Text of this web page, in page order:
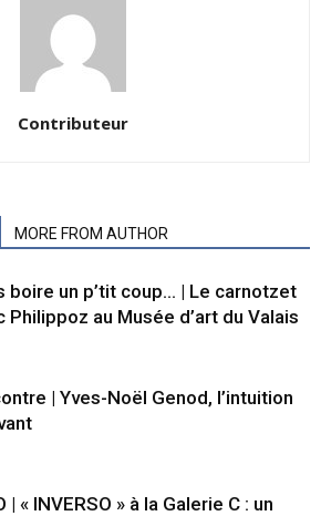
Contributeur
MORE FROM AUTHOR
boire un p’tit coup… | Le carnotzet
Philippoz au Musée d’art du Valais
| Yves-Noël Genod, l’intuition
| « INVERSO » à la Galerie C : un